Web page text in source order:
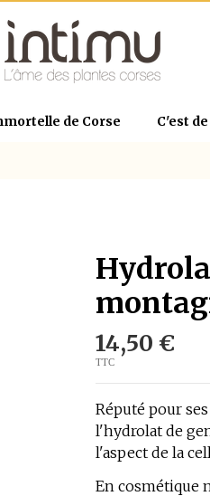
de Corse C'est
14,50 €
TTC
Réputé pour
l'hydrolat de
l'aspect de la
En cosmétique